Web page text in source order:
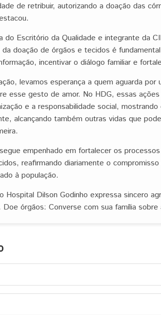
de retribuir, autorizando a doação das
do Escritório da Qualidade e integrante da
doação de órgãos e tecidos é
incentivar o diálogo familiar e
levamos esperança a quem aguarda
esse gesto de amor. No HDG, essas
e a responsabilidade social,
alcançando também outras vidas que
empenhado em fortalecer os
reafirmando diariamente o
à população.
Hospital Dilson Godinho expressa sincero
órgãos: Converse com sua família